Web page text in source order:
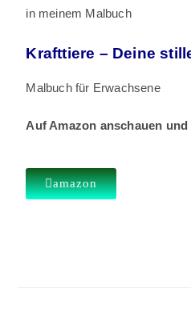
in meinem Malbuch
Krafttiere – Deine
Malbuch für Erwachsene
Auf Amazon anschauen
amazon